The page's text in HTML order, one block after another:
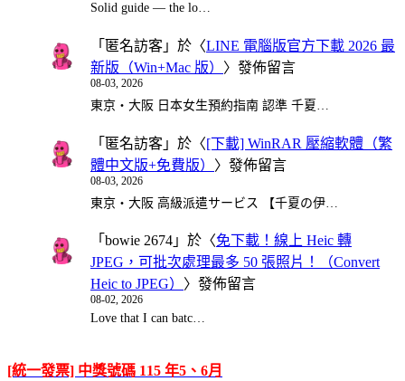
Solid guide — the lo…
「 匿名訪客 」於〈LINE 電腦版官方下載 2026 最
新版（Win+Mac 版） 〉發佈留言
08-03, 2026
東京・大阪 日本女生預約指南 認準 千夏…
「 匿名訪客 」於〈[下載] WinRAR 壓縮軟體（繁
體中文版+免費版） 〉發佈留言
08-03, 2026
東京・大阪 高級派遣サービス 【千夏の伊…
「 bowie 2674 」於〈免下載！線上 Heic 轉
JPEG，可批次處理最多 50 張照片！（Convert
Heic to JPEG） 〉發佈留言
08-02, 2026
Love that I can batc…
[統一發票] 中獎號碼 115 年5、6月